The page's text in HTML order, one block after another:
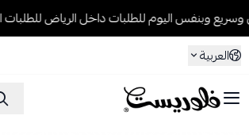
اليوم للطلبات داخل الرياض للطلبات التي تتجاوز
العربية
فلوريست Florist